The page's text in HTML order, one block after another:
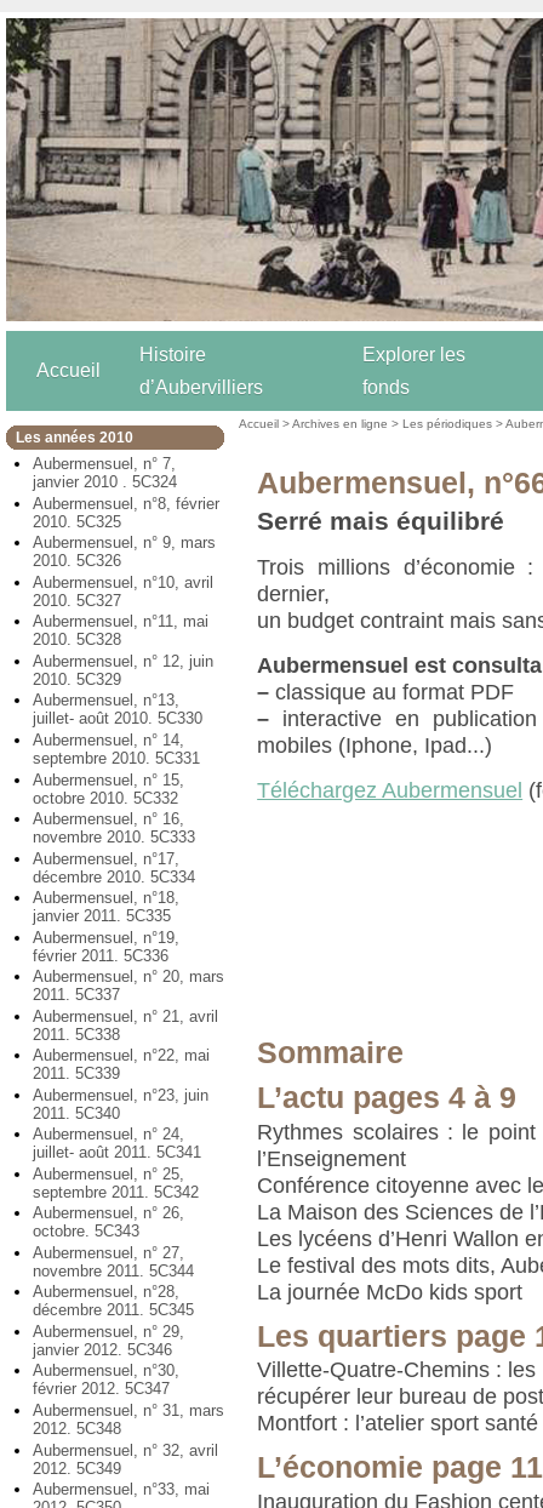
Accueil
Histoire
d’Aubervilliers
Explorer les
fonds
Les années 2010
Aubermensuel, n° 7,
janvier 2010 . 5C324
Aubermensuel, n°8, février
2010. 5C325
Aubermensuel, n° 9, mars
2010. 5C326
Aubermensuel, n°10, avril
2010. 5C327
Aubermensuel, n°11, mai
2010. 5C328
Aubermensuel, n° 12, juin
2010. 5C329
Aubermensuel, n°13,
juillet- août 2010. 5C330
Aubermensuel, n° 14,
septembre 2010. 5C331
Aubermensuel, n° 15,
octobre 2010. 5C332
Aubermensuel, n° 16,
novembre 2010. 5C333
Aubermensuel, n°17,
décembre 2010. 5C334
Aubermensuel, n°18,
janvier 2011. 5C335
Aubermensuel, n°19,
février 2011. 5C336
Aubermensuel, n° 20, mars
2011. 5C337
Aubermensuel, n° 21, avril
2011. 5C338
Aubermensuel, n°22, mai
2011. 5C339
Aubermensuel, n°23, juin
2011. 5C340
Aubermensuel, n° 24,
juillet- août 2011. 5C341
Aubermensuel, n° 25,
septembre 2011. 5C342
Aubermensuel, n° 26,
octobre. 5C343
Aubermensuel, n° 27,
novembre 2011. 5C344
Aubermensuel, n°28,
décembre 2011. 5C345
Aubermensuel, n° 29,
janvier 2012. 5C346
Aubermensuel, n°30,
février 2012. 5C347
Aubermensuel, n° 31, mars
2012. 5C348
Aubermensuel, n° 32, avril
2012. 5C349
Aubermensuel, n°33, mai
Accueil >Archives en ligne >Les périodiques >
Aubermensuel,
Serré mais équilibré
Trois millions
dernier,
un budget contraint mais
Aubermensuel est
– classique au format PDF
– interactive en
mobiles (Iphone, Ipad...)
Téléchargez Aubermensuel
Sommaire
L’actu pages 4 à 9
Rythmes scolaires : le
l’Enseignement
Conférence citoyenne avec
La Maison des Sciences de
Les lycéens d’Henri Wallon
Le festival des mots dits,
La journée McDo kids sport
Les quartiers page
Villette-Quatre-Chemins :
récupérer leur bureau de
Montfort : l’atelier sport santé
L’économie page 11
Inauguration du Fashion